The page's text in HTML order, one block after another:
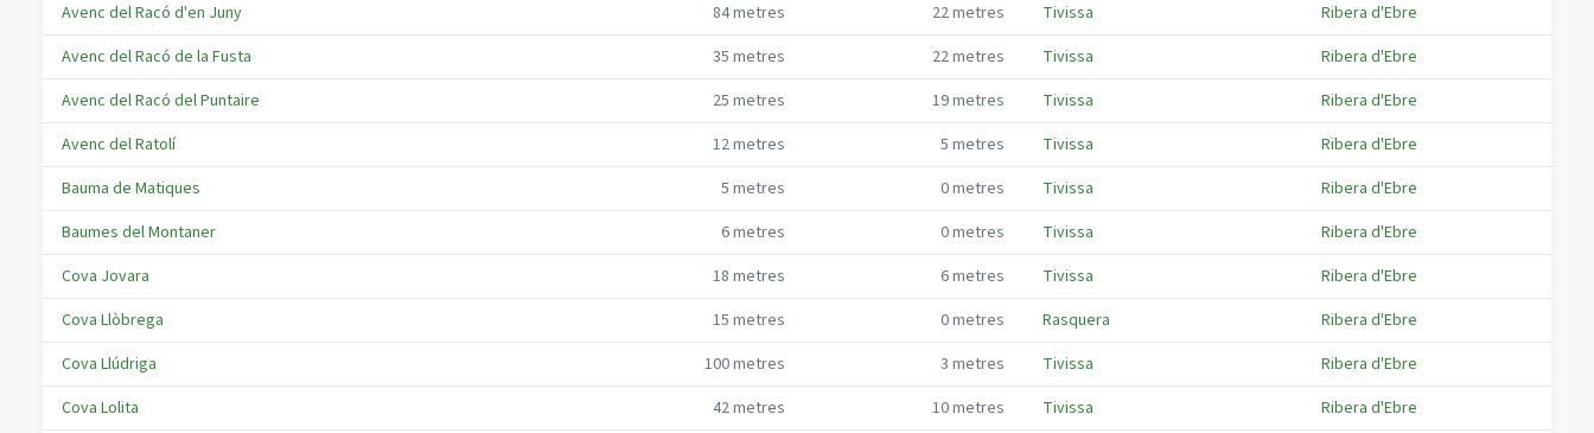
Avenc del Racó d'en Juny
84metres 22metres Tivissa
Ribera d'Ebre
Avenc del Racó de la Fusta
35 metres 22metres Tivissa
Ribera d'Ebre
Avenc del Racó del Puntaire
25 metres 19metres Tivissa
Ribera d'Ebre
Avenc del Ratolí
12metres 5 metres Tivissa
Ribera d'Ebre
Bauma de Matiques
5 metres 0metres Tivissa
Ribera d'Ebre
Baumes del Montaner
6metres 0metres Tivissa
Ribera d'Ebre
Cova Jovara
18 metres 6metres Tivissa
Ribera d'Ebre
Cova Llòbrega
15 metres 0metres Rasquera
Ribera d'Ebre
Cova Llúdriga
100metres 3 metres Tivissa
Ribera d'Ebre
Cova Lolita
42metres 10metres Tivissa
Ribera d'Ebre